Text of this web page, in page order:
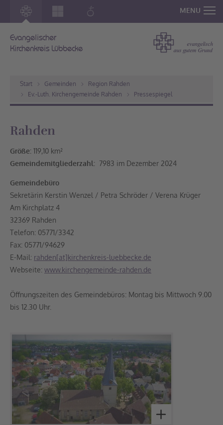
MENU
Evangelischer
Kirchenkreis Lübbecke
Start Gemeinden
Region Rahden
Ev.-Luth. Kirchengemeinde Rahden
Pressespiegel
Rahden
Größe: 119,10 km²
Gemeindemitgliederzahl: 7983 im Dezember 2024
Gemeindebüro
Sekretärin Kerstin Wenzel / Petra Schröder / Verena Krüger
Am Kirchplatz 4
32369 Rahden
Telefon: 05771/3342
Fax: 05771/94629
E-Mail: rahden[at]kirchenkreis-luebbecke.de
Webseite: www.kirchengemeinde-rahden.de
Öffnungszeiten des Gemeindebüros: Montag bis Mittwoch 9.00
bis 12.30 Uhr.